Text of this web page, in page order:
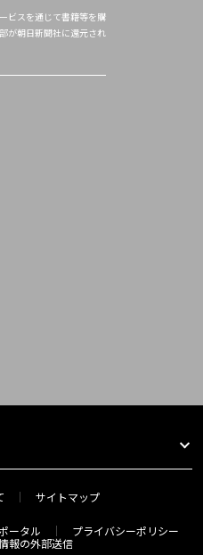
ビスを通じて書籍等を購
が朝日新聞社に還元され
サイトマップ
ータル
プライバシーポリシー
報の外部送信